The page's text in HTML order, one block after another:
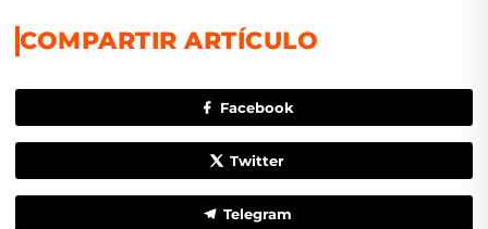
COMPARTIR ARTÍCULO
Facebook
Twitter
Telegram